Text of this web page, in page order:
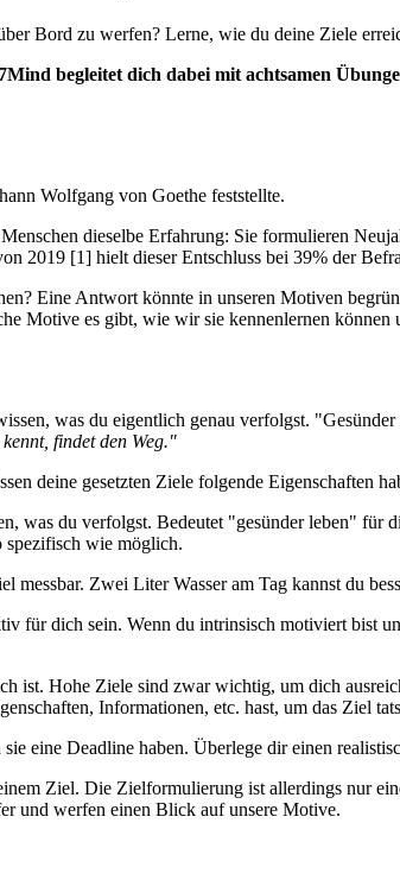
Bord zu werfen? Lerne, wie du deine Ziele
begleitet dich dabei mit achtsamen
Wolfgang von Goethe feststellte.
dieselbe Erfahrung: Sie formulieren
2019 [1] hielt dieser Entschluss bei 39% der
Eine Antwort könnte in unseren Motiven
Motive es gibt, wie wir sie kennenlernen
was du eigentlich genau verfolgst.
findet den Weg."
deine gesetzten Ziele folgende Eigenschaften
was du verfolgst. Bedeutet "gesünder leben"
spezifisch wie möglich.
messbar. Zwei Liter Wasser am Tag kannst du
für dich sein. Wenn du intrinsisch motiviert bist
ist. Hohe Ziele sind zwar wichtig, um dich
Informationen, etc. hast, um das Ziel
eine Deadline haben. Überlege dir einen
Ziel. Die Zielformulierung ist allerdings nur
und werfen einen Blick auf unsere Motive.